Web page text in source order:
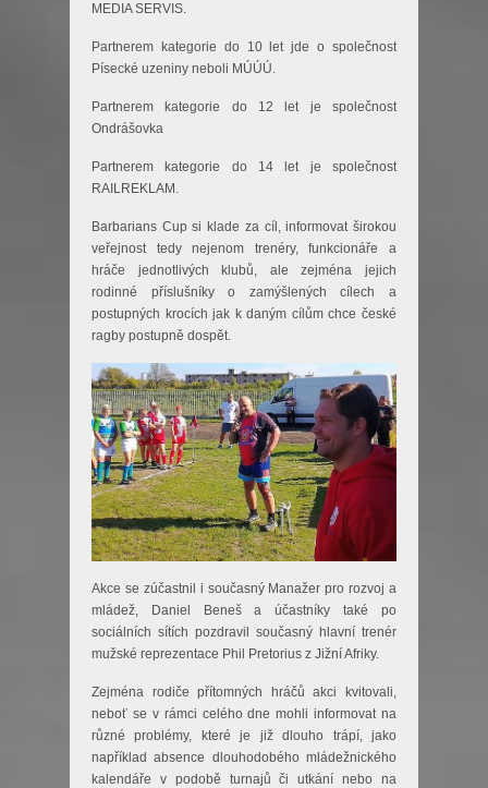
MEDIA SERVIS.
Partnerem kategorie do 10 let jde o společnost
Písecké uzeniny neboli MÚÚÚ.
Partnerem kategorie do 12 let je společnost
Ondrášovka
Partnerem kategorie do 14 let je společnost
RAILREKLAM.
Barbarians Cup si klade za cíl, informovat širokou
veřejnost tedy nejenom trenéry, funkcionáře a
hráče jednotlivých klubů, ale zejména jejich
rodinné příslušníky o zamýšlených cílech a
postupných krocích jak k daným cílům chce české
ragby postupně dospět.
Akce se zúčastnil i současný Manažer pro rozvoj a
mládež, Daniel Beneš a účastníky také po
sociálních sítích pozdravil současný hlavní trenér
mužské reprezentace Phil Pretorius z Jižní Afriky.
Zejména rodiče přítomných hráčů akci kvitovali,
neboť se v rámci celého dne mohli informovat na
různé problémy, které je již dlouho trápí, jako
například absence dlouhodobého mládežnického
kalendáře v podobě turnajů či utkání nebo na